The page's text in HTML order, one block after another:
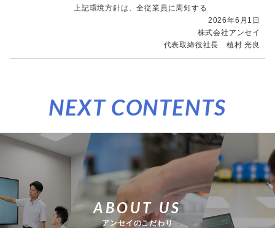
上記環境方針は、全従業員に周知する
2026年6月1日
株式会社アンセイ
代表取締役社長 植村 光良
NEXT CONTENTS
ABOUT US
アンセイのこだわり